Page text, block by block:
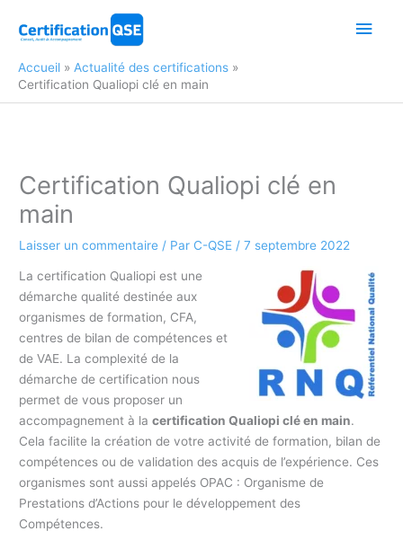
Accueil
Actualité des certifications
Certification Qualiopi clé en main
Certification Qualiopi clé en
main
Laisser un commentaire / Par C-QSE /7 septembre 2022
La certification Qualiopi est une
démarche qualité destinée aux
organismes de formation, CFA,
centres de bilan de compétences et
de VAE. La complexité de la
démarche de certification nous
permet de vous proposer un
accompagnement à lacertification Qualiopi clé en main.
Cela facilite la création de votre activité de formation, bilan de
compétences ou de validation des acquis de l’expérience. Ces
organismes sont aussi appelés OPAC : Organisme de
Prestations d’Actions pour le développement des
Compétences.